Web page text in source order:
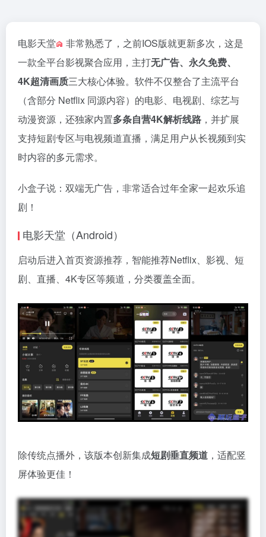
电影天堂
非常熟悉了，之前IOS版就更新多次，这是
一款全平台影视聚合应用，主打无广告、永久免费、
4K超清画质三大核心体验。软件不仅整合了主流平台
（含部分 Netflix 同源内容）的电影、电视剧、综艺与
动漫资源，还独家内置多条自营4K解析线路 ，并扩展
支持短剧专区与电视频道直播，满足用户从长视频到实
时内容的多元需求。
小盒子说：双端无广告，非常适合过年全家一起欢乐追
剧！
电影天堂（Android）
启动后进入首页资源推荐，智能推荐Netflix、影视、短
剧、直播、4K专区等频道，分类覆盖全面。
除传统点播外，该版本创新集成短剧垂直频道 ，适配竖
屏体验更佳！